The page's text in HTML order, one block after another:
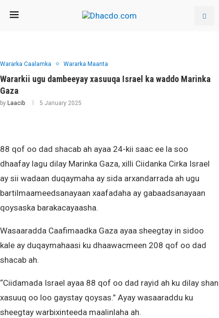
Wararka Caalamka Wararka Maanta
Wararkii ugu dambeeyay xasuuqa Israel ka waddo Marinka
Gaza
by Laacib 5 January 2025
88 qof oo dad shacab ah ayaa 24-kii saac ee la soo
dhaafay lagu dilay Marinka Gaza, xilli Ciidanka Cirka Israel
ay sii wadaan duqaymaha ay sida arxandarrada ah ugu
bartilmaameedsanayaan xaafadaha ay gabaadsanayaan
qoysaska barakacayaasha.
Wasaaradda Caafimaadka Gaza ayaa sheegtay in sidoo
kale ay duqaymahaasi ku dhaawacmeen 208 qof oo dad
shacab ah.
“Ciidamada Israel ayaa 88 qof oo dad rayid ah ku dilay shan
xasuuq oo loo gaystay qoysas.” Ayay wasaaraddu ku
sheegtay warbixinteeda maalinlaha ah.